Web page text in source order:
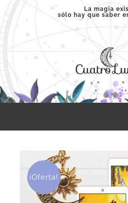
Saltar
contenido
La magia
sólo hay que saber
SERVICIOS
¡Oferta!